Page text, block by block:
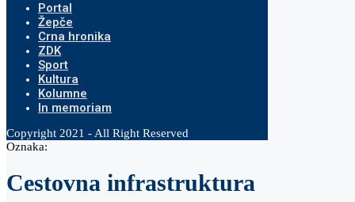
Portal
Žepče
Crna hronika
ZDK
Sport
Kultura
Kolumne
In memoriam
Copyright 2021 - All Right Reserved
Oznaka:
Cestovna infrastruktura